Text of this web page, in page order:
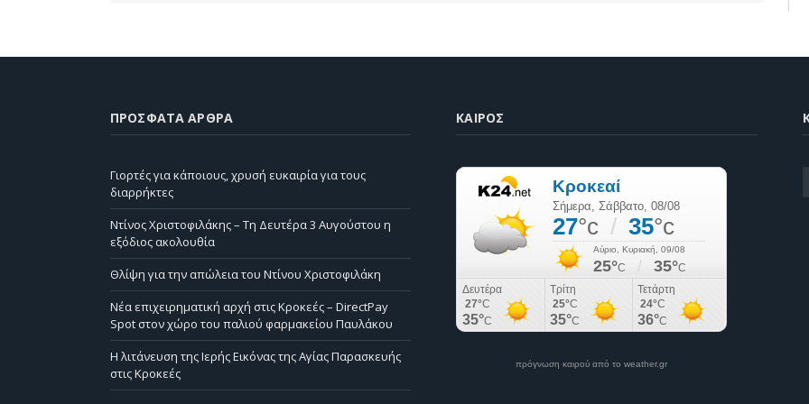
ΠΡΌΣΦΑΤΑ ΆΡΘΡΑ
Γιορτές για κάποιους, χρυσή ευκαιρία για τους
διαρρήκτες
Ντίνος Χριστοφιλάκης – Τη Δευτέρα 3 Αυγούστου η
εξόδιος ακολουθία
Θλίψη για την απώλεια του Ντίνου Χριστοφιλάκη
Νέα επιχειρηματική αρχή στις Κροκεές – DirectPay
Spot στον χώρο του παλιού φαρμακείου Παυλάκου
Η λιτάνευση της Ιερής Εικόνας της Αγίας Παρασκευής
στις Κροκεές
ΚΑΙΡΌΣ
πρόγνωση καιρού από το weather.gr